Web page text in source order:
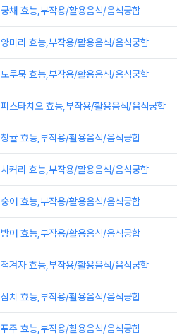
궁채 효능,부작용/활용음식/음식궁합
양미리 효능,부작용/활용음식/음식궁합
도루묵 효능,부작용/활용음식/음식궁합
피스타치오 효능,부작용/활용음식/음식궁합
청귤 효능,부작용/활용음식/음식궁합
치커리 효능,부작용/활용음식/음식궁합
숭어 효능,부작용/활용음식/음식궁합
방어 효능,부작용/활용음식/음식궁합
적겨자 효능,부작용/활용음식/음식궁합
삼치 효능,부작용/활용음식/음식궁합
푸주 효능,부작용/활용음식/음식궁합